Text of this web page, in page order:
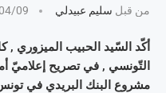
من قبل سليم عبيدلي 09
أكّد السّيد الحبيب الميزوري ,
مشروع البنك البريدي في